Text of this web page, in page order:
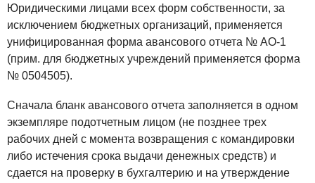
Юридическими лицами всех форм собственности, за
исключением бюджетных организаций, применяется
унифицированная форма авансового отчета № АО-1
(прим. для бюджетных учреждений применяется форма
№ 0504505).
Сначала бланк авансового отчета заполняется в одном
экземпляре подотчетным лицом (не позднее трех
рабочих дней с момента возвращения с командировки
либо истечения срока выдачи денежных средств) и
сдается на проверку в бухгалтерию и на утверждение